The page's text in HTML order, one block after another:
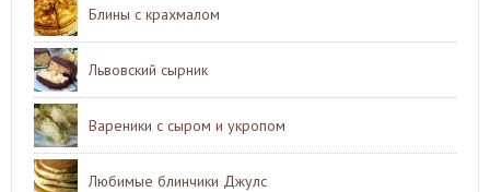
Блины с крахмалом
Львовский сырник
Вареники с сыром и укропом
Любимые блинчики Джулс